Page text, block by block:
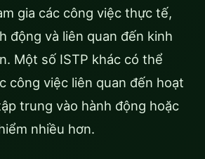
gia các công việc thực tế,
động và liên quan đến kinh
Một số ISTP khác có thể
công việc liên quan đến hoạt
trung vào hành động hoặc
nhiều hơn.